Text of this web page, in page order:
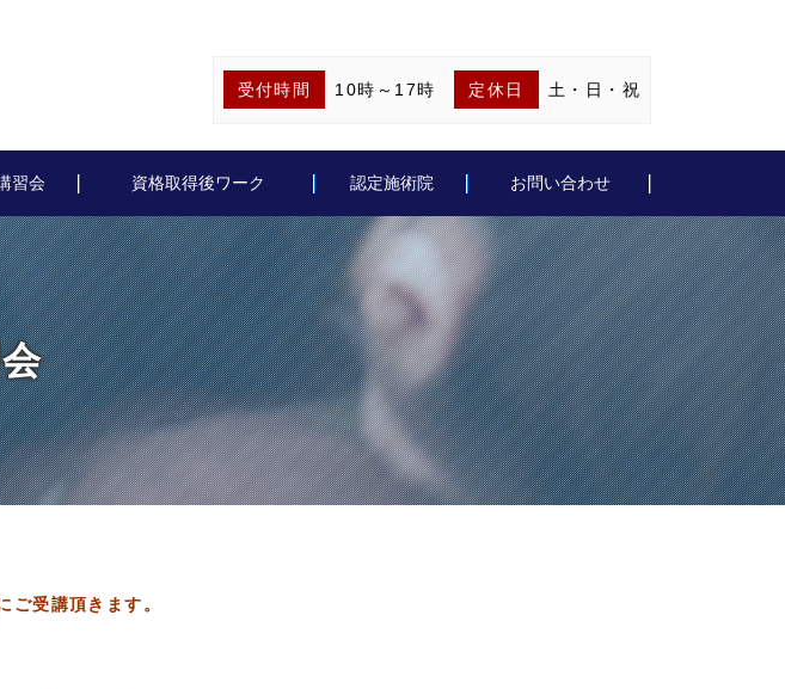
受付時間 10時～17時 定休日 土・日・祝
習会 資格取得後ワーク 認定施術院 お問い合わせ
ご受講頂きます。